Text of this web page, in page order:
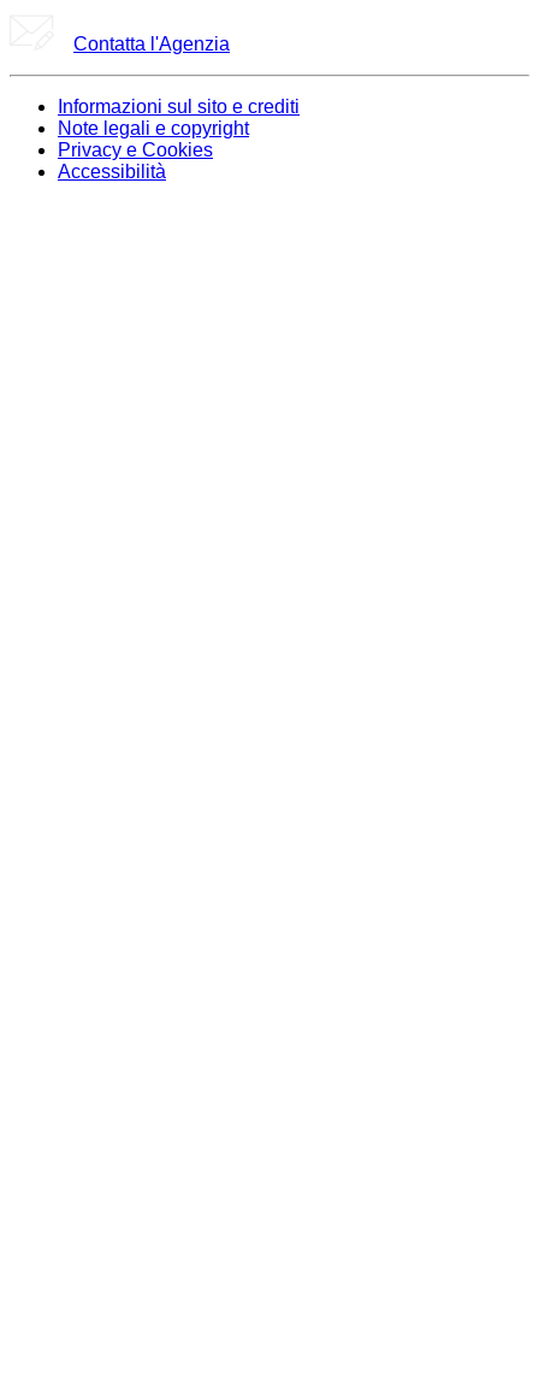
Contatta l'Agenzia
Informazioni sul sito e crediti
Note legali e copyright
Privacy e Cookies
Accessibilità